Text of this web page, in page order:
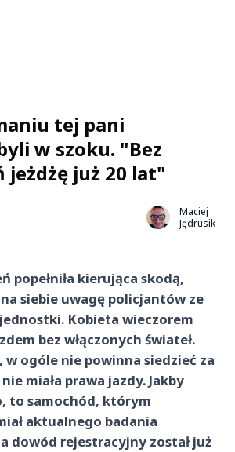
tej pani
w szoku. "Bez
jeżdżę już 20 lat"
Maciej
Jędrusik
popełniła kierująca skodą,
siebie uwagę policjantów ze
Kobieta wieczorem
bez włączonych świateł.
w ogóle nie powinna siedzieć za
miała prawa jazdy. Jakby
to samochód, którym
aktualnego badania
dowód rejestracyjny został już